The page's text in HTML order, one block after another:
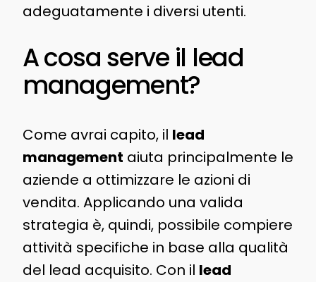
adeguatamente i diversi utenti.
A cosa serve il lead
management?
Come avrai capito, il lead
management aiuta principalmente le
aziende a ottimizzare le azioni di
vendita. Applicando una valida
strategia è, quindi, possibile compiere
attività specifiche in base alla qualità
del lead acquisito. Con il lead